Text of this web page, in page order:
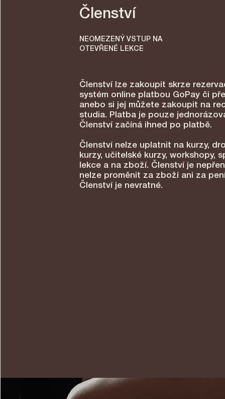
Členství
NEOMEZENÝ VSTUP NA
OTEVŘENÉ LEKCE
Členství lze zakoupit skrze
systém online platbou GoPay či
anebo si jej můžete zakoupit na
studia. Platba je pouze
Členství začíná ihned po platbě.
Členství nelze uplatnit na kurzy,
kurzy, učitelské kurzy, workshopy,
lekce a na zboží. Členství je
nelze proměnit za zboží ani za
Členství je nevratné.